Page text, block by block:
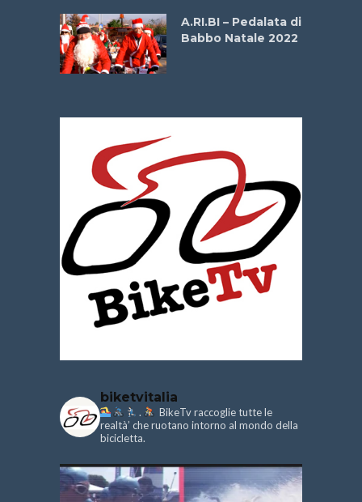
A.RI.BI – Pedalata di
Babbo Natale 2022
biketvitalia
.
BikeTv raccoglie tutte le
realtà’ che ruotano intorno al mondo della
bicicletta.